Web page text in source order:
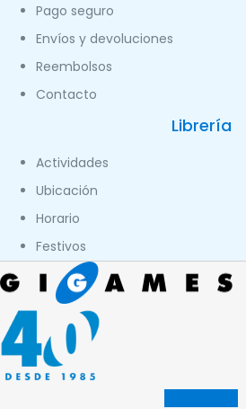
Pago seguro
Envíos y devoluciones
Reembolsos
Contacto
Librería
Actividades
Ubicación
Horario
Festivos